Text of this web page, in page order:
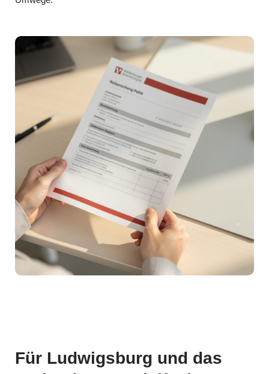
Für Ludwigsburg und das